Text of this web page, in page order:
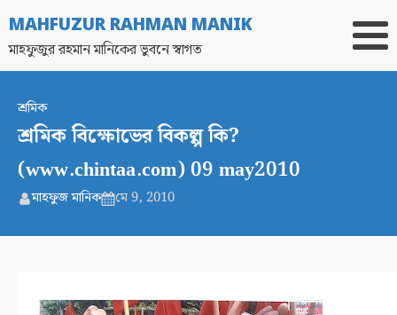
MAHFUZUR RAHMAN MANIK
মাহফুজুর রহমান মানিকের ভুবনে স্বাগত
শ্রমিক
শ্রমিক বিক্ষোভের বিকল্প কি?
(www.chintaa.com) 09 may2010
মাহফুজ মানিক মে 9, 2010